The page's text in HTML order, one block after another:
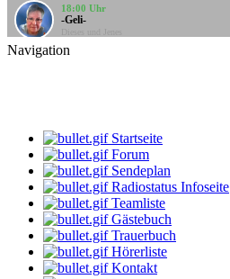
-Geli-
Dieses und Jenes
20:00 Uhr
Gute Laune Musik
10:00 Uhr
Mario
2. Frühstück
12:00 Uhr
StarClub
Der bunte Notensalat
Navigation
Startseite
Forum
Sendeplan
Radiostatus Infoseite
Teamliste
Gästebuch
Trauerbuch
Hörerliste
Kontakt